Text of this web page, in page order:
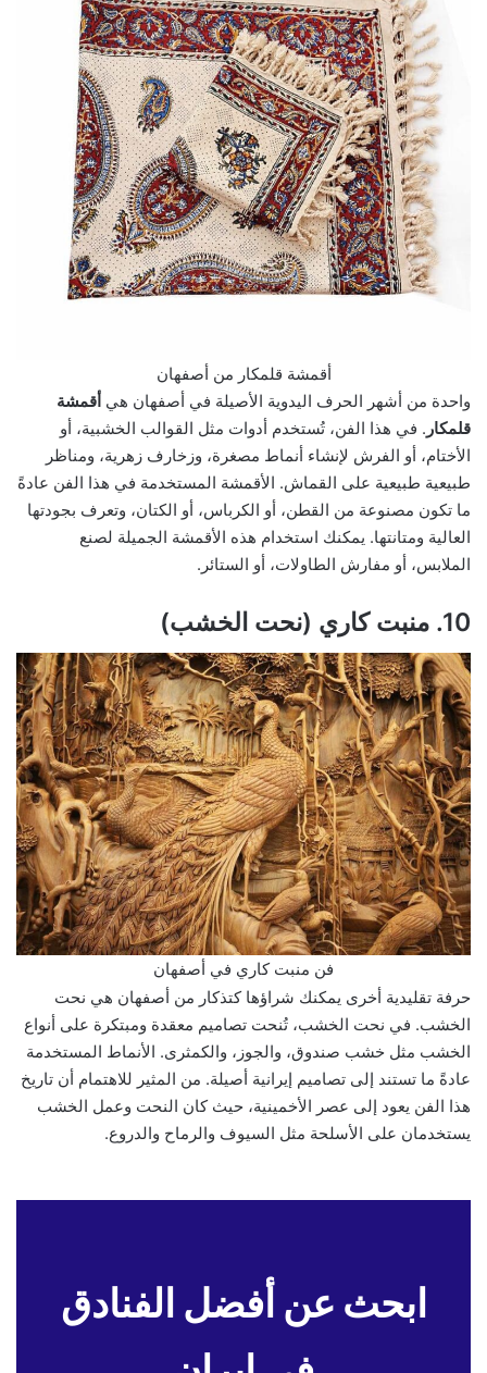
أقمشة قلمكار من أصفهان
واحدة من أشهر الحرف اليدوية الأصيلة في أصفهان هي أقمشة
قلمكار . في هذا الفن، تُستخدم أدوات مثل القوالب الخشبية، أو
الأختام، أو الفرش لإنشاء أنماط مصغرة، وزخارف زهرية، ومناظر
طبيعية طبيعية على القماش. الأقمشة المستخدمة في هذا الفن عادةً
ما تكون مصنوعة من القطن، أو الكرباس، أو الكتان، وتعرف بجودتها
العالية ومتانتها. يمكنك استخدام هذه الأقمشة الجميلة لصنع
الملابس، أو مفارش الطاولات، أو الستائر.
10. منبت كاري (نحت الخشب)
فن منبت كاري في أصفهان
حرفة تقليدية أخرى يمكنك شراؤها كتذكار من أصفهان هي نحت
الخشب. في نحت الخشب، تُنحت تصاميم معقدة ومبتكرة على أنواع
الخشب مثل خشب صندوق، والجوز، والكمثرى. الأنماط المستخدمة
عادةً ما تستند إلى تصاميم إيرانية أصيلة. من المثير للاهتمام أن تاريخ
هذا الفن يعود إلى عصر الأخمينية، حيث كان النحت وعمل الخشب
يستخدمان على الأسلحة مثل السيوف والرماح والدروع.
ابحث عن أفضل الفنادق